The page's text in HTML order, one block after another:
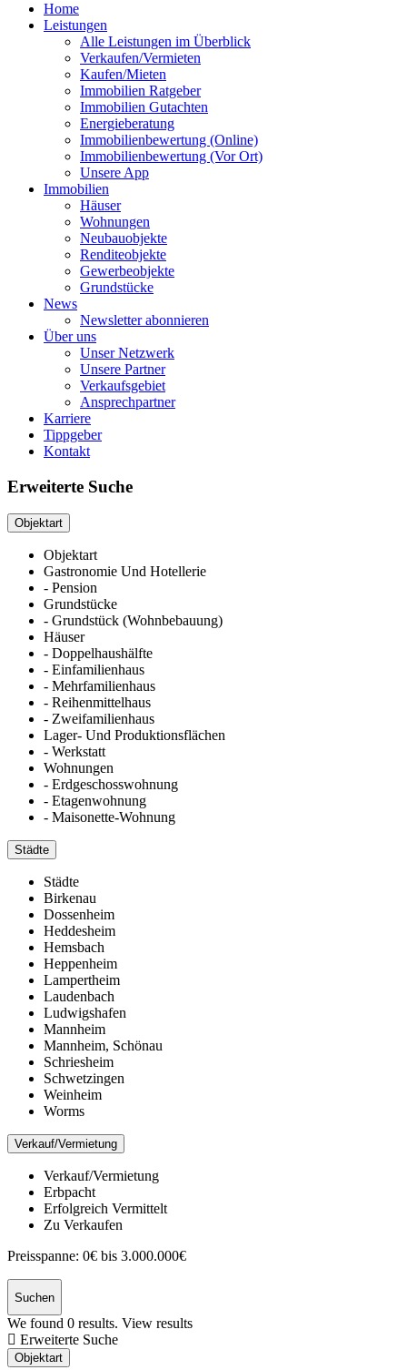
Home
Leistungen
Alle Leistungen im Überblick
Verkaufen/Vermieten
Kaufen/Mieten
Immobilien Ratgeber
Immobilien Gutachten
Energieberatung
Immobilienbewertung (Online)
Immobilienbewertung (Vor Ort)
Unsere App
Immobilien
Häuser
Wohnungen
Neubauobjekte
Renditeobjekte
Gewerbeobjekte
Grundstücke
News
Newsletter abonnieren
Über uns
Unser Netzwerk
Unsere Partner
Verkaufsgebiet
Ansprechpartner
Karriere
Tippgeber
Kontakt
Erweiterte Suche
Objektart
Objektart
Gastronomie Und Hotellerie
- Pension
Grundstücke
- Grundstück (Wohnbebauung)
Häuser
- Doppelhaushälfte
- Einfamilienhaus
- Mehrfamilienhaus
- Reihenmittelhaus
- Zweifamilienhaus
Lager- Und Produktionsflächen
- Werkstatt
Wohnungen
- Erdgeschosswohnung
- Etagenwohnung
- Maisonette-Wohnung
Städte
Städte
Birkenau
Dossenheim
Heddesheim
Hemsbach
Heppenheim
Lampertheim
Laudenbach
Ludwigshafen
Mannheim
Mannheim, Schönau
Schriesheim
Schwetzingen
Weinheim
Worms
Verkauf/Vermietung
Verkauf/Vermietung
Erbpacht
Erfolgreich Vermittelt
Zu Verkaufen
Preisspanne: 0€ bis 3.000.000€
Suchen
We found 0 results. View results
Erweiterte Suche
Objektart